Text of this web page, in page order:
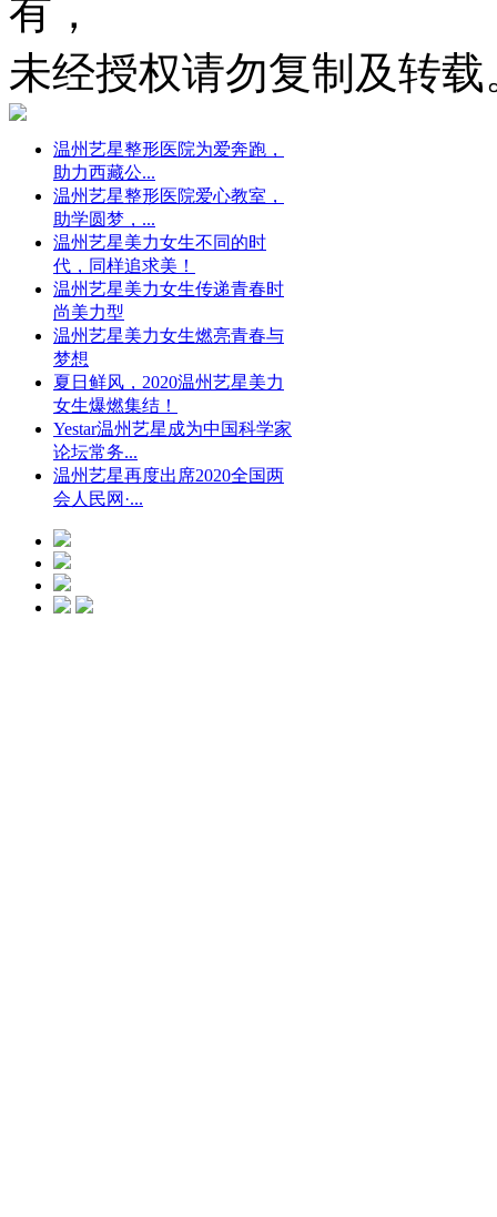
有，
未经授权请勿复制及转
温州艺星整形医院为爱奔跑，
助力西藏公...
温州艺星整形医院爱心教室，
助学圆梦，...
温州艺星美力女生不同的时
代，同样追求美！
温州艺星美力女生传递青春时
尚美力型
温州艺星美力女生燃亮青春与
梦想
夏日鲜风，2020温州艺星美力
女生爆燃集结！
Yestar温州艺星成为中国科学家
论坛常务...
温州艺星再度出席2020全国两
会人民网·...